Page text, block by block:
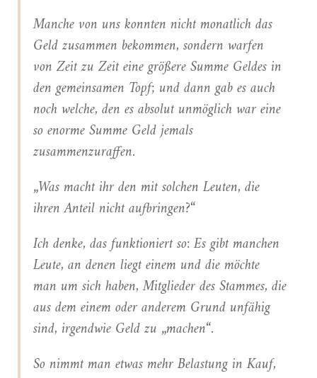
Manche von uns konnten nicht monatlich das
Geld zusammen bekommen, sondern warfen
von Zeit zu Zeit eine größere Summe Geldes in
den gemeinsamen Topf; und dann gab es auch
noch welche, den es absolut unmöglich war eine
so enorme Summe Geld jemals
zusammenzuraffen.
„Was macht ihr den mit solchen Leuten, die
ihren Anteil nicht aufbringen?“
Ich denke, das funktioniert so: Es gibt manchen
Leute, an denen liegt einem und die möchte
man um sich haben, Mitglieder des Stammes, die
aus dem einem oder anderem Grund unfähig
sind, irgendwie Geld zu „machen“.
So nimmt man etwas mehr Belastung in Kauf,